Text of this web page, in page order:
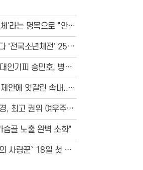
'전국소년체전' 25일
인기피 송민호, 병가
, 최고 권위 여우주연
골 노출 완벽 소화"
사랑꾼` 18일 첫 방